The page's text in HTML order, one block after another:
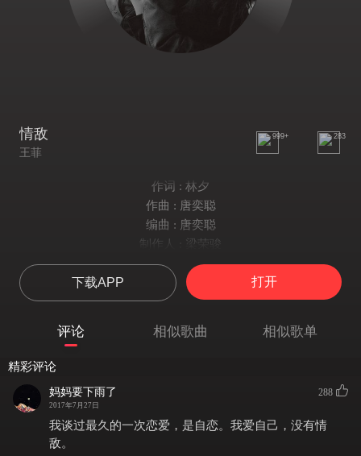
情敌
王菲
999+ 283
作词 : 林夕
作曲 : 唐奕聪
编曲 : 唐奕聪
制作人 : 梁荣骏
谁已得到了他受了伤
谁会像我一样
他最欢喜随处留情
我即使天生恨爱分明
而他今天可以忘记我的背影
下载APP 打开
评论 相似歌曲 相似歌单
精彩评论
妈妈要下雨了
2017年7月27日
288
我谈过最久的一次恋爱，是自恋。我爱自己，没有情
敌。